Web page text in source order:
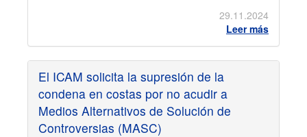
29.11.2024
Leer más
El ICAM solicita la supresión de la
condena en costas por no acudir a
Medios Alternativos de Solución de
Controversias (MASC)